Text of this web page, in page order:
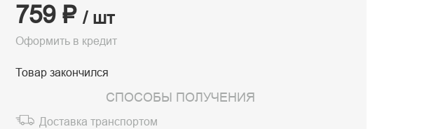
759 ₽ / шт
Оформить в кредит
Товар закончился
СПОСОБЫ ПОЛУЧЕНИЯ
Доставка транспортом